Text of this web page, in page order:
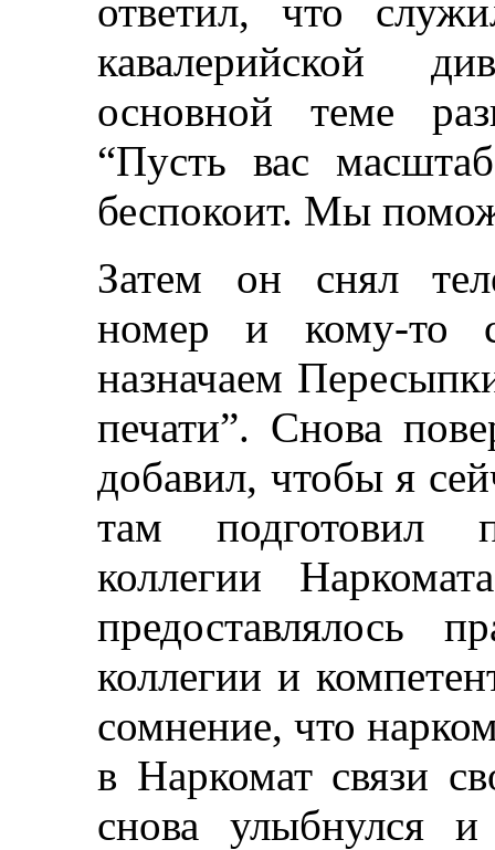
ответил, что
кавалерийской
основной теме
“Пусть вас
беспокоит. Мы
Затем он снял
номер и кому-то
назначаем
печати”. Снова
добавил, чтобы я
там подготовил
коллегии
предоставлялось
коллегии и
сомнение, что
в Наркомат связи
снова улыбнулся и